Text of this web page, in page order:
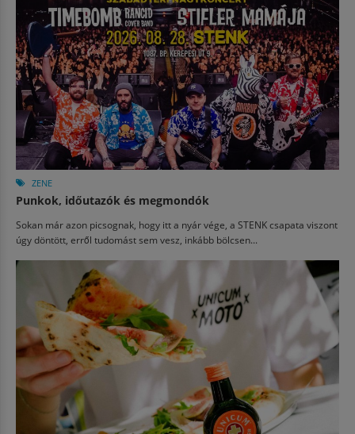
ZENE
Punkok, időutazók és megmondók
Sokan már azon picsognak, hogy itt a nyár vége, a STENK csapata viszont
úgy döntött, erről tudomást sem vesz, inkább bölcsen...